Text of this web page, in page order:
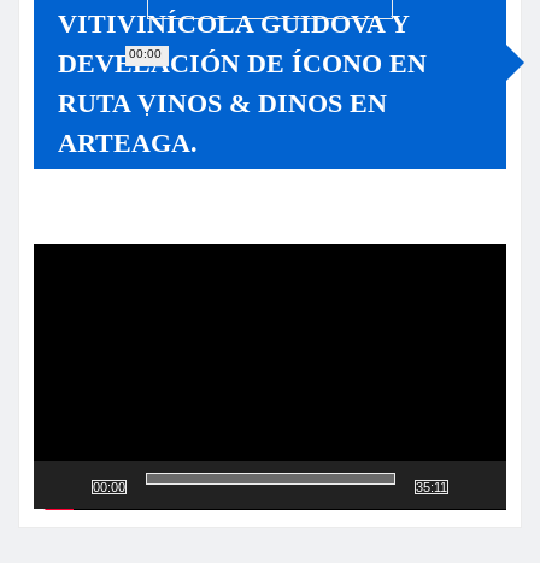
00:00
VITIVINÍCOLA GUIDOVA Y
DEVELACIÓN DE ÍCONO EN
RUTA VINOS & DINOS EN
ARTEAGA.
00:00 35:11